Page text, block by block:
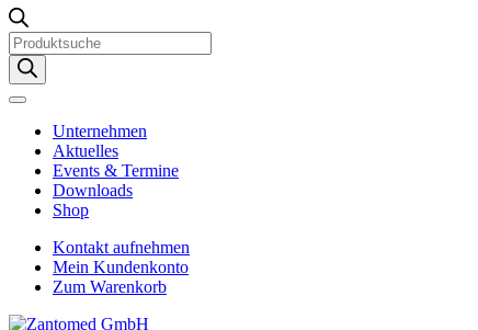
Products
search
Unternehmen
Aktuelles
Events & Termine
Downloads
Shop
Kontakt aufnehmen
Mein Kundenkonto
Zum Warenkorb